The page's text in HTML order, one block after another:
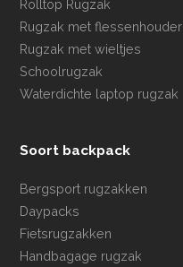
Rolltop Rugzak
Rugzak met flessenhouder
Rugzak met wieltjes
Schoolrugzak
Waterdichte laptop rugzak
Soort backpack
Bergsport rugzakken
Daypacks
Fietsrugzakken
Handbagage rugzak